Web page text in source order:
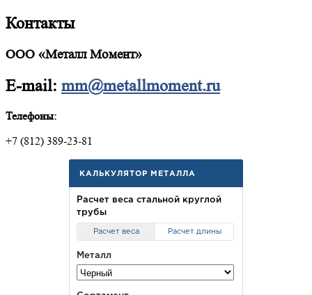
Контакты
ООО «Металл Момент»
E-mail: mm@metallmoment.ru
Телефоны:
+7 (812) 389-23-81